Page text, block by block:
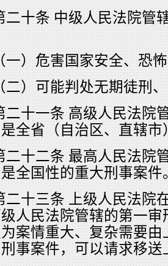
二十条 中级人民法院管
一）危害国家安全、恐
二）可能判处无期徒刑
二十一条 高级人民法院
全省（自治区、直辖
二十二条 最高人民法院
全国性的重大刑事案件
二十三条 上级人民法院
人民法院管辖的第一
为案情重大、复杂需要
事案件，可以请求移